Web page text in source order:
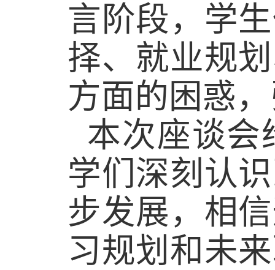
言阶段，学
择、就业规
方面的困惑
本次座谈会
学们深刻认
步发展，相
习规划和未